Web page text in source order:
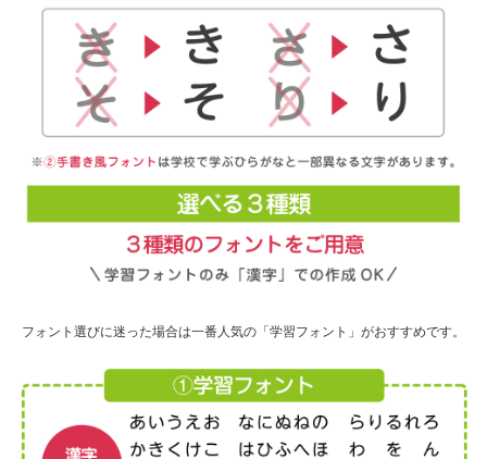
フォント選びに迷った場合は一番人気の「学習フォント」がおすすめです。